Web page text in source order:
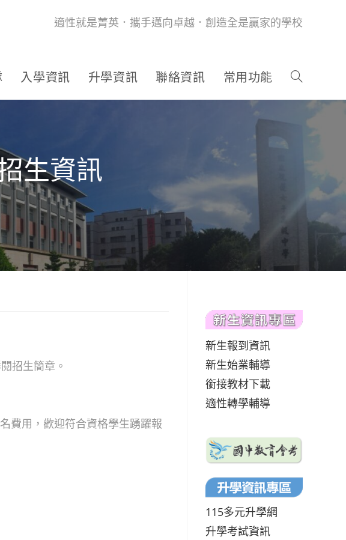
適性就是菁英．攜手邁向卓越．創造全是贏家的學校
入學資訊 升學資訊 聯絡資訊 常用功能
生資訊
招生簡章。
費用，歡迎符合資格學生踴躍報
新生報到資訊
新生始業輔導
銜接教材下載
適性轉學輔導
115多元升學網
升學考試資訊